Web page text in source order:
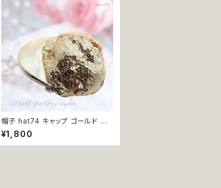
ッグウエア 犬洋服 犬の洋服 洋服
猫 猫服 猫の服 ペット 小型犬 中
型犬 おしゃれ かわいい 可愛い 返
品交換不可
帽子 hat74 キャップ ゴールド お
洒落 小物 アクセサリー フォーマル
おしゃれ シック 上品 首輪 犬 犬服
猫 猫服 ペット
¥1,800